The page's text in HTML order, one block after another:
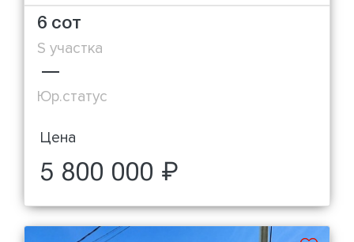
6 сот
S участка
—
Юр.статус
Цена
5 800 000 ₽